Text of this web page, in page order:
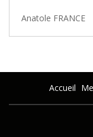
Anatole FRANCE
Accueil